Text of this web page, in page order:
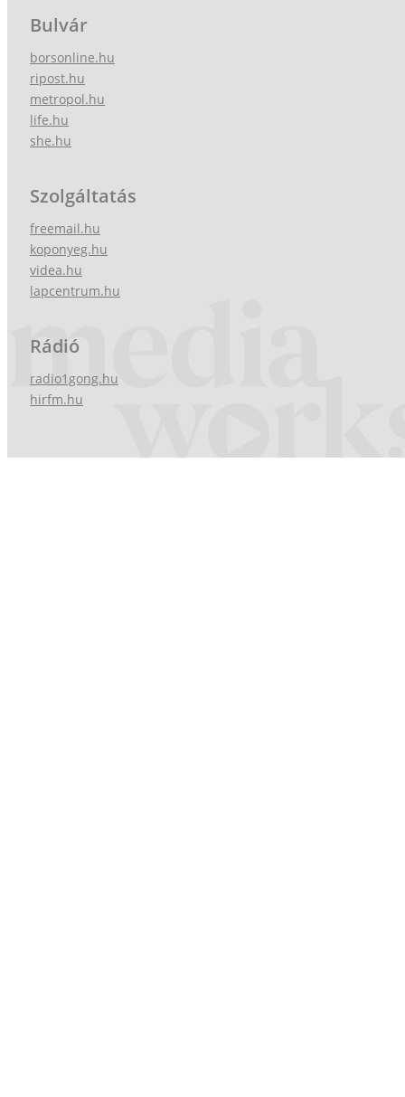
Bulvár
borsonline.hu
ripost.hu
metropol.hu
life.hu
she.hu
Szolgáltatás
freemail.hu
koponyeg.hu
videa.hu
lapcentrum.hu
Rádió
radio1gong.hu
hirfm.hu